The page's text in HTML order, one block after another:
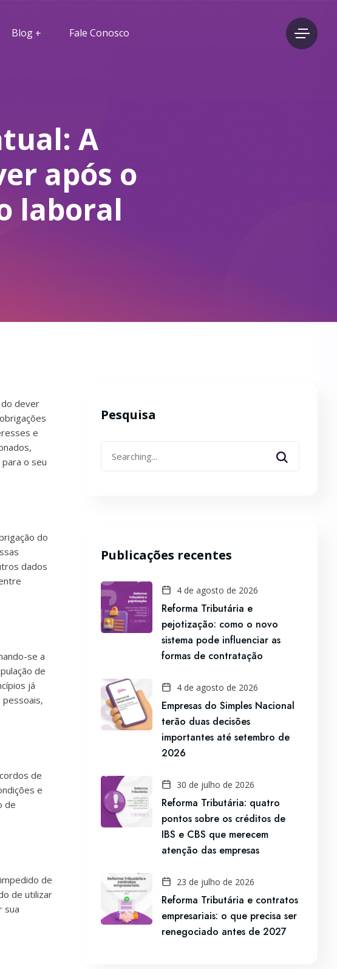
Blog Fale Conosco
A
após o
laboral
do dever
e
o seu
do
dados
se a
de
já
de
e
de
de
de utilizar
sua
Pesquisa
for:
Publicações recentes
4 de agosto de 2026
Reforma Tributária e
pejotização: como o novo
sistema pode influenciar as
formas de contratação
4 de agosto de 2026
Empresas do Simples Nacional
terão duas decisões
importantes até setembro de
2026
30 de julho de 2026
Reforma Tributária: quatro
pontos sobre os créditos de
IBS e CBS que merecem
atenção das empresas
23 de julho de 2026
Reforma Tributária e contratos
empresariais: o que precisa ser
renegociado antes de 2027